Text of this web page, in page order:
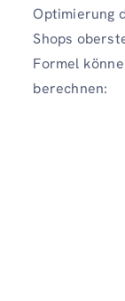
Optimierung
Shops
Formel
berechnen: